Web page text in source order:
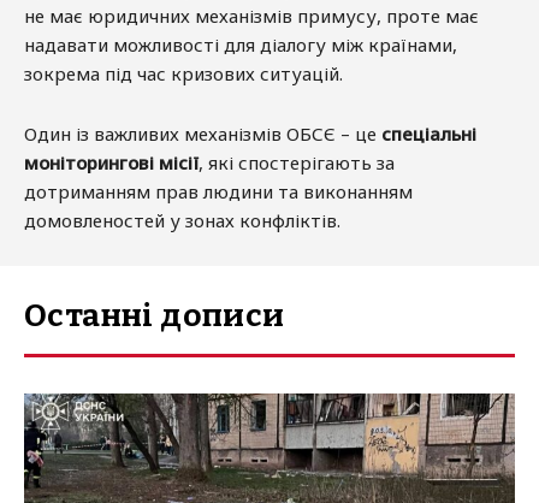
не має юридичних механізмів примусу, проте має
надавати можливості для діалогу між країнами,
зокрема під час кризових ситуацій.
Один із важливих механізмів ОБСЄ – це спеціальні
моніторингові місії, які спостерігають за
дотриманням прав людини та виконанням
домовленостей у зонах конфліктів.
Останні дописи